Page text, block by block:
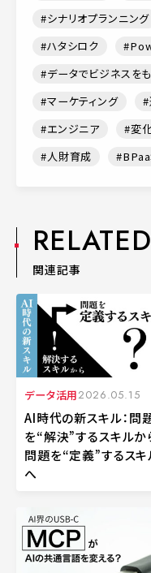
シナリオプランニング
ハタシロク
データでビジネスを
マーケティング
エンジニア
変
人財育成
関連記事
データ活用2026.05.15
AI時代の新スキル：問
を“解決”するスキルか
問題を“定義”するスキ
へ